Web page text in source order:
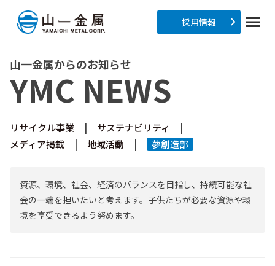
採用情報
山一金属からのお知らせ
YMC NEWS
リサイクル事業
サステナビリティ
メディア掲載
地域活動 夢創造部
資源、環境、社会、経済のバランスを目指し、持続可能な社
会の一端を担いたいと考えます。子供たちが必要な資源や環
境を享受できるよう努めます。